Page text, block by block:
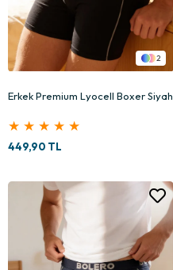
2
Erkek Premium Lyocell Boxer Siyah
★ ★ ★ ★ ★
449,90 TL